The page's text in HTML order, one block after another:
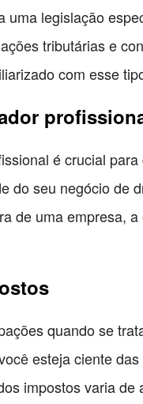
uma legislação
tributárias e
com esse
é crucial
do seu negócio de
de uma empresa,
quando se
esteja ciente
impostos varia